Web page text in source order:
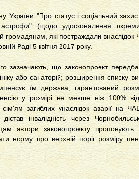
України "Про статус і соціальний
(щодо удосконалення
громадянам, які постраждали внаслідок
Раді 5 квітня 2017 року.
зазначають, що законопроект
або санаторій; розширення списку
їм держава; гарантований
у розмірі не менше ніж 100%
загиблих унаслідок аварії на
інвалідність через
автори законопроекту пропонують
норму про верхній поріг розміру